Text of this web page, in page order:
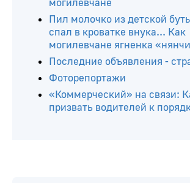
Читайте ещё
В Могилеве названы 3
заведения – победители
«Гастрофеста»: за них
могилевчане
Пил молочко из детской
спал в кроватке внука... Как